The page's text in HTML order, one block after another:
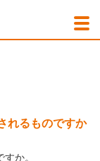
れるものですか
か。